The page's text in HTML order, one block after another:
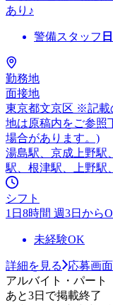
あり♪
警備スタッフ
勤務地
面接地
東京都文京区 ※記載
地は原稿内をご参照
場合があります。)
湯島駅、京成上野駅
駅、根津駅、上野駅
シフト
1日8時間 週3日から
未経験OK
詳細を見る
応募画
アルバイト・パート
あと3日で掲載終了